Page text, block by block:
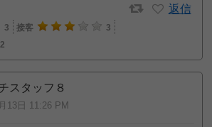
返信
3 接客
3
2
スタッフ８
13日 11:26 PM